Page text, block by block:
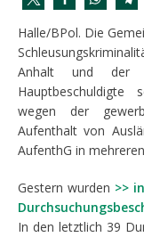
Halle/BPol. Die
Anhalt und der
Hauptbeschuldigte
wegen der
Aufenthalt von
AufenthG in
Gestern wurden >>
In den letztlich 39